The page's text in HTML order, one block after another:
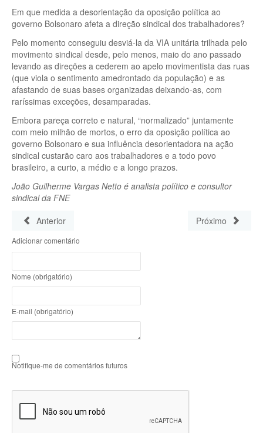
Em que medida a desorientação da oposição política ao
governo Bolsonaro afeta a direção sindical dos trabalhadores?
Pelo momento conseguiu desviá-la da VIA unitária trilhada pelo
movimento sindical desde, pelo menos, maio do ano passado
levando as direções a cederem ao apelo movimentista das ruas
(que viola o sentimento amedrontado da população) e as
afastando de suas bases organizadas deixando-as, com
raríssimas exceções, desamparadas.
Embora pareça correto e natural, “normalizado” juntamente
com meio milhão de mortos, o erro da oposição política ao
governo Bolsonaro e sua influência desorientadora na ação
sindical custarão caro aos trabalhadores e a todo povo
brasileiro, a curto, a médio e a longo prazos.
João Guilherme Vargas Netto é analista político e consultor
sindical da FNE
Anterior
Próximo
Adicionar comentário
Nome (obrigatório)
E-mail (obrigatório)
Notifique-me de comentários futuros